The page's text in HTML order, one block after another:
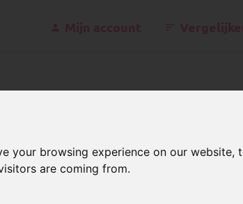
your browsing experience on our
are coming from.
bij de